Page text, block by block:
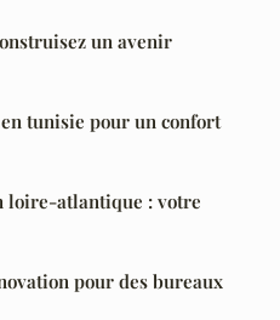
un avenir
tunisie pour un confort
loire-atlantique : votre
pour des bureaux